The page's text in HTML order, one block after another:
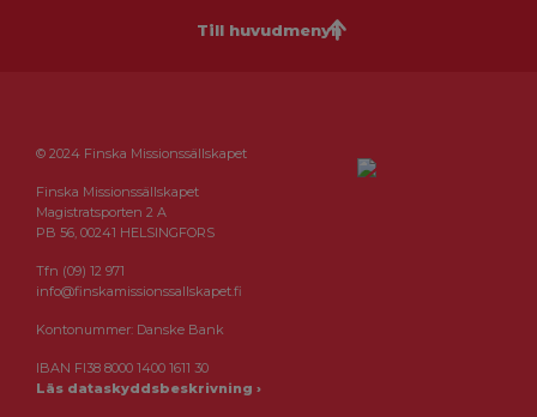
Till huvudmenyn
© 2024 Finska Missionssällskapet
Finska Missionssällskapet
Magistratsporten 2 A
PB 56, 00241 HELSINGFORS
Tfn (09) 12 971
info@finskamissionssallskapet.fi
Kontonummer: Danske Bank
IBAN FI38 8000 1400 1611 30
Läs dataskyddsbeskrivning ›